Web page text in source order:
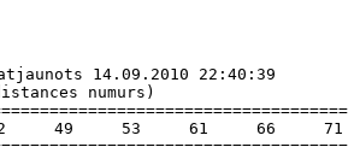
14.09.2010 22:40:39
numurs)
49     53     61     66     71